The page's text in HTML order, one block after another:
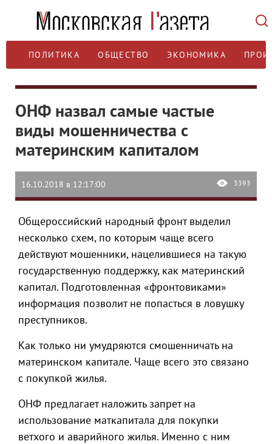
ПОЛИТИКА ОБЩЕСТВО ЭКОНОМИКА
ОНФ назвал самые частые
виды мошенничества с
материнским капиталом
16.10.2018 в 12:17:00 3393
Общероссийский народный фронт выделил
несколько схем, по которым чаще всего
действуют мошенники, нацелившиеся на такую
государственную поддержку, как материнский
капитал. Подготовленная «фронтовиками»
информация позволит не попасться в ловушку
преступников.
Как только ни умудряются смошенничать на
материнском капитале. Чаще всего это связано
с покупкой жилья.
ОНФ предлагает наложить запрет на
использование маткапитала для покупки
ветхого и аварийного жилья. Именно с ним